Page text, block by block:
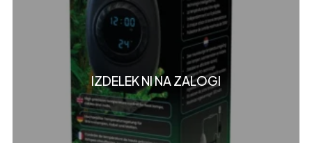
IZDELEK NI NA ZALOGI